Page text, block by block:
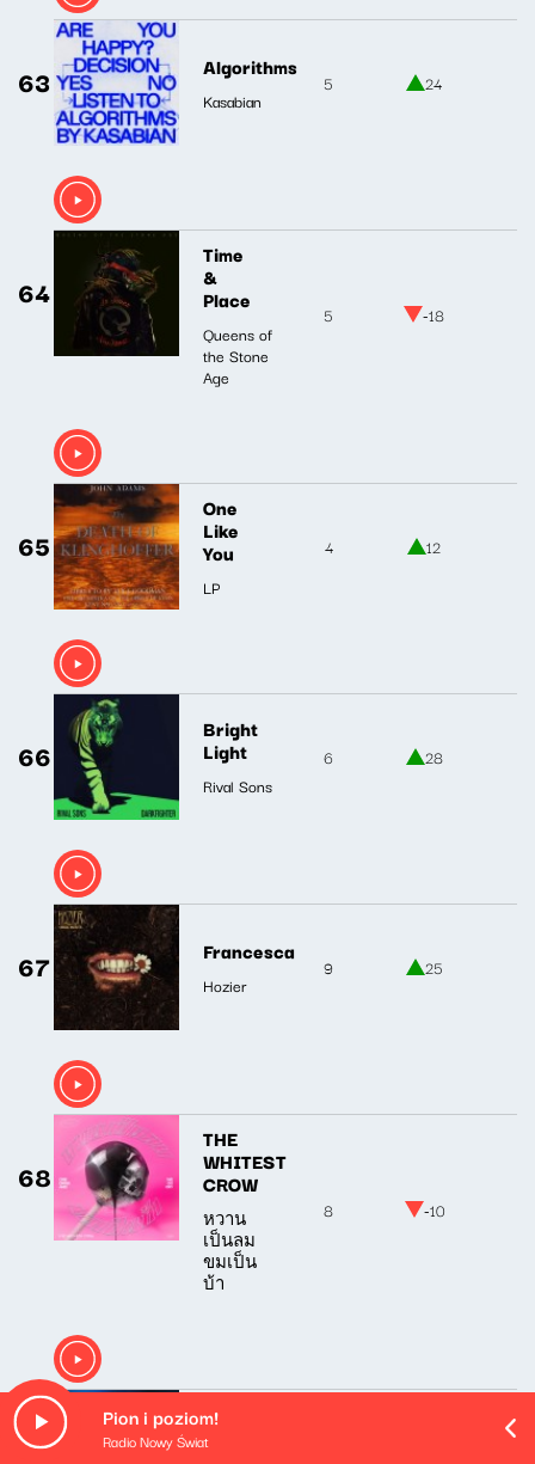
Pion i poziom!
Radio Nowy Świat
63 Algorithms
Kasabian
5 24
64
Time
&
Place
Queens of
the Stone
Age
5 -18
65
One
Like
You
LP
4 12
66
Bright
Light
Rival Sons
6 28
67 Francesca
Hozier
9 25
68
THE
WHITEST
CROW
หวาน
เป็นลม
ขมเป็น
บ้า
8 -10
69
Vancouver
Island